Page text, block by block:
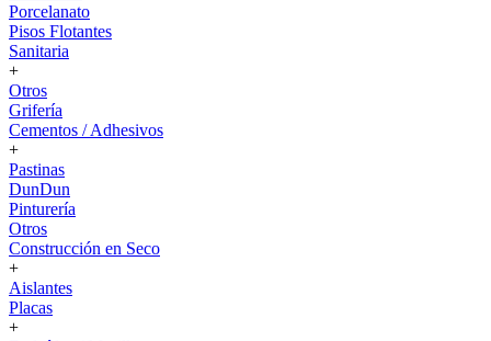
Porcelanato
Pisos Flotantes
Sanitaria
+
Otros
Grifería
Cementos / Adhesivos
+
Pastinas
DunDun
Pinturería
Otros
Construcción en Seco
+
Aislantes
Placas
+